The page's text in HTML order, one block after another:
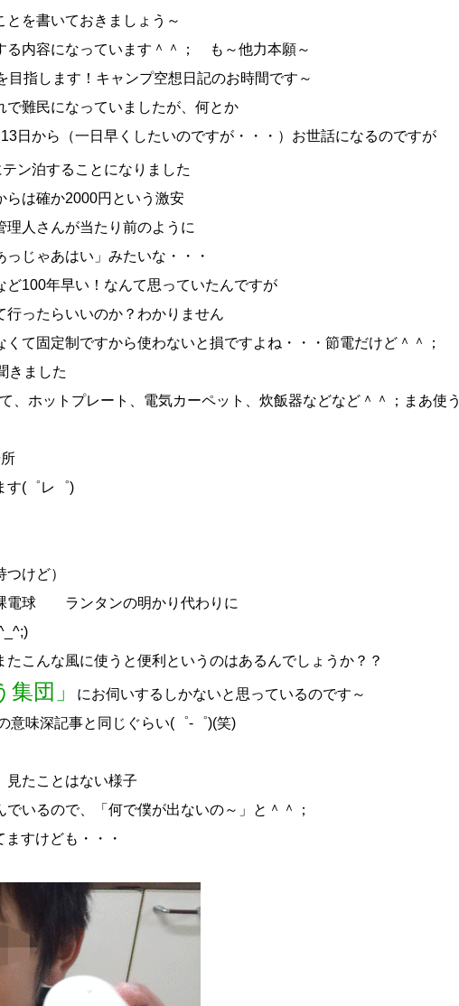
を書いておきましょう～
る内容になっています＾＾； も～他力本願～
指します！キャンプ空想日記のお時間です～
難民になっていましたが、何とか
日から（一日早くしたいのですが・・・）お世話になるのですが
ン泊することになりました
らは確か2000円という激安
人さんが当たり前のように
じゃあはい」みたいな・・・
100年早い！なんて思っていたんですが
ったらいいのか？わかりません
て固定制ですから使わないと損ですよね・・・節電だけど＾＾；
きました
、ホットプレート、電気カーペット、炊飯器などなど＾＾；まあ使う
す(゜レ゜)
けど）
電球 ランタンの明かり代わりに
こんな風に使うと便利というのはあるんでしょうか？？
団」
にお伺いするしかないと思っているのです～
意味深記事と同じぐらい(゜-゜)(笑)
見たことはない様子
いるので、「何で僕が出ないの～」と＾＾；
すけども・・・